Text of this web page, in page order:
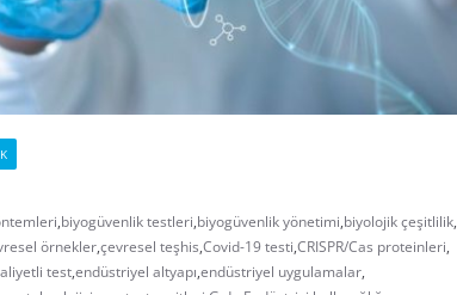
,biyogüvenlik testleri,biyogüvenlik yönetimi,biyolojik çeşitlilik,
örnekler,çevresel teşhis,Covid-19 testi,CRISPR/Cas proteinleri,
test,endüstriyel altyapı,endüstriyel uygulamalar,